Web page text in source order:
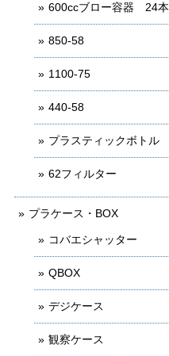
600ccブロー容器 24本
850-58
1100-75
440-58
プラスティックボトル
62フィルター
プラケース・BOX
コバエシャッター
QBOX
デジケース
観察ケース